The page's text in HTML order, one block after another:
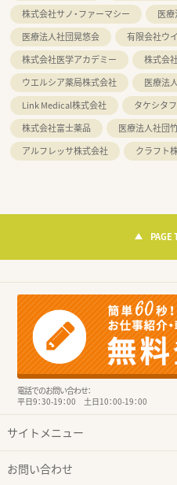
株式会社サノ・ファーマシー
医
医療法人社団晃悠会
有限会社ウ
株式会社医学アカデミー
株式会
ウエルシア薬局株式会社
医療法
Link Medical株式会社
タケシタ
株式会社富士薬品
医療法人社団
アルフレッサ株式会社
クラフト
PAGE
電話でのお問い合わせ：
平日9：30-19：00 土日10：00-19：00
サイトメニュー
お問い合わせ